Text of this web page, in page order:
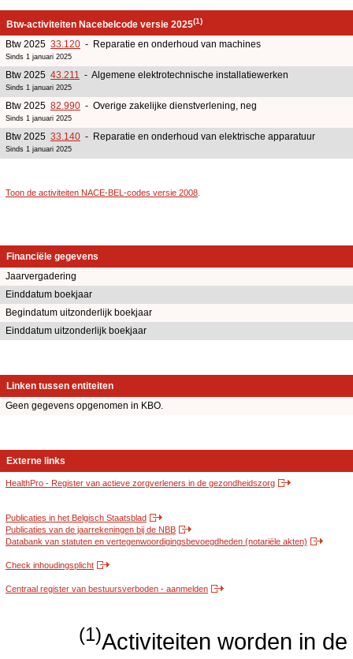
Btw-activiteiten Nacebelcode versie 2025(1)
Btw 2025 33.120 - Reparatie en onderhoud van machines
Sinds 1 januari 2025
Btw 2025 43.211 - Algemene elektrotechnische installatiewerken
Sinds 1 januari 2025
Btw 2025 82.990 - Overige zakelijke dienstverlening, neg
Sinds 1 januari 2025
Btw 2025 33.140 - Reparatie en onderhoud van elektrische apparatuur
Sinds 1 januari 2025
Toon de activiteiten NACE-BEL-codes versie 2008
Financiële gegevens
Jaarvergadering
Einddatum boekjaar
Begindatum uitzonderlijk boekjaar
Einddatum uitzonderlijk boekjaar
Linken tussen entiteiten
Geen gegevens opgenomen in KBO.
Externe links
HealthPro - Register van actieve zorgverleners in de gezondheidszorg
Publicaties in het Belgisch Staatsblad
Publicaties van de jaarrekeningen bij de NBB
Databank van statuten en vertegenwoordigingsbevoegdheden (notariële akten)
Check inhoudingsplicht
Centraal register van bestuursverboden - aanmelden
(1)Activiteiten worden in